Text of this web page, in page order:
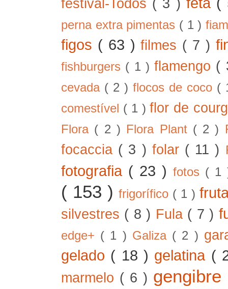
festival-Todos ( 3 )
perna extra pimentas ( 1 )
figos ( 63 )filmes ( 7 )
fishburgers ( 1 )flamengo (
cevada ( 2 )flocos de coco (
comestível ( 1 )flor de
Flora ( 2 ) Flora Plant ( 2 )
focaccia ( 3 ) folar ( 11 )
fotografia ( 23 ) fotos (
( 153 )frigorífico ( 1 )
silvestres ( 8 ) Fula ( 7 )
edge+ ( 1 ) Galiza ( 2 )
gelado ( 18 ) gelatina (
marmelo ( 6 ) gengibre